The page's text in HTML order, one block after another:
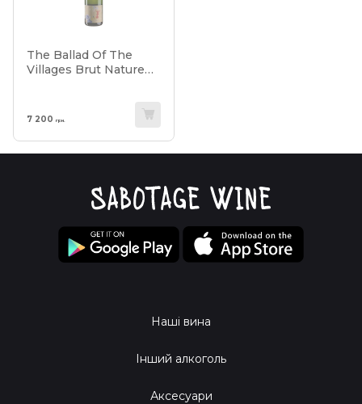
The Ballad Of The
Villages Brut Nature
7 200 грн.
Наші вина
Інший алкоголь
Аксесуари